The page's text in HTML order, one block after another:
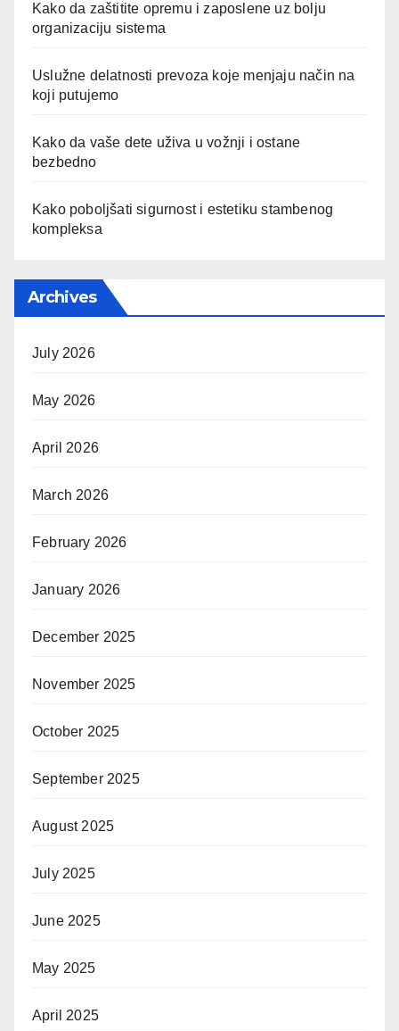
Kako da zaštitite opremu i zaposlene uz bolju
organizaciju sistema
Uslužne delatnosti prevoza koje menjaju način na
koji putujemo
Kako da vaše dete uživa u vožnji i ostane
bezbedno
Kako poboljšati sigurnost i estetiku stambenog
kompleksa
Archives
July 2026
May 2026
April 2026
March 2026
February 2026
January 2026
December 2025
November 2025
October 2025
September 2025
August 2025
July 2025
June 2025
May 2025
April 2025